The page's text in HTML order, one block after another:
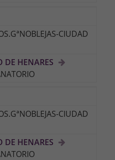
CIUDAD
DE HENARES
CIUDAD
DE HENARES